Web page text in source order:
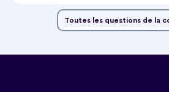
Toutes les questions de la